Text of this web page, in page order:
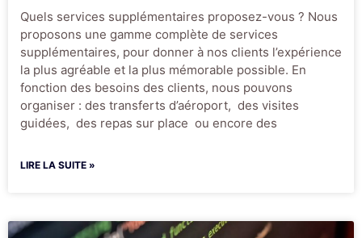
Quels services supplémentaires proposez-vous ? Nous
proposons une gamme complète de services
supplémentaires, pour donner à nos clients l’expérience
la plus agréable et la plus mémorable possible. En
fonction des besoins des clients, nous pouvons
organiser : des transferts d’aéroport, des visites
guidées, des repas sur place ou encore des
LIRE LA SUITE »